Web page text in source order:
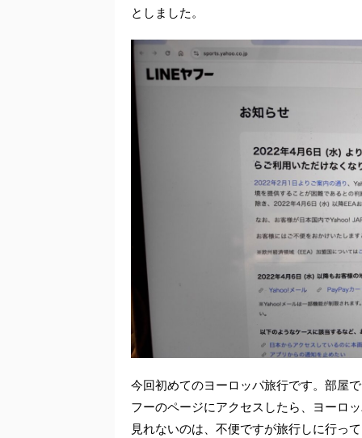
としました。
今回初めてのヨーロッパ旅行です。部屋
フーのページにアクセスしたら、ヨーロ
見れないのは、不便ですが旅行しに行っ